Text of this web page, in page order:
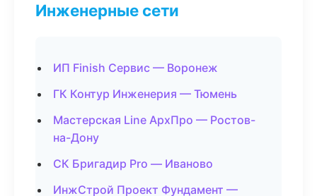
Инженерные сети
ИП Finish Сервис — Воронеж
ГК Контур Инженерия — Тюмень
Мастерская Line АрхПро — Ростов-
на-Дону
СК Бригадир Pro — Иваново
ИнжСтрой Проект Фундамент —